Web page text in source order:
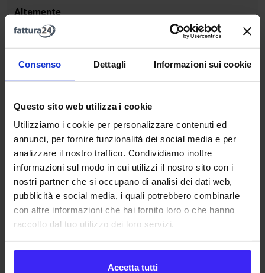
Consenso Dettagli Informazioni sui cookie
Questo sito web utilizza i cookie
Utilizziamo i cookie per personalizzare contenuti ed
annunci, per fornire funzionalità dei social media e per
analizzare il nostro traffico. Condividiamo inoltre
informazioni sul modo in cui utilizzi il nostro sito con i
nostri partner che si occupano di analisi dei dati web,
pubblicità e social media, i quali potrebbero combinarle
con altre informazioni che hai fornito loro o che hanno
raccolto dal tuo utilizzo dei loro servizi.
Accetta tutti
Altamente
speculativa
B3 B- B-
Altamente
B3
Rischio
considerevole
Caa CCC+
Estremamente
speculativo
Ca CCC CCC
il capitale